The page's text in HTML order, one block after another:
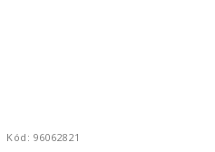
Kód: 96062821